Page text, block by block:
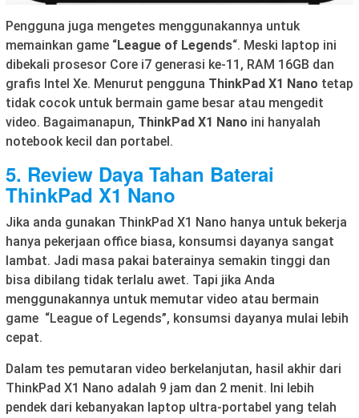
Pengguna juga mengetes menggunakannya untuk
memainkan game “League of Legends“. Meski laptop ini
dibekali prosesor Core i7 generasi ke-11, RAM 16GB dan
grafis Intel Xe. Menurut pengguna ThinkPad X1 Nano tetap
tidak cocok untuk bermain game besar atau mengedit
video. Bagaimanapun, ThinkPad X1 Nano ini hanyalah
notebook kecil dan portabel.
5. Review Daya Tahan Baterai
ThinkPad X1 Nano
Jika anda gunakan ThinkPad X1 Nano hanya untuk bekerja
hanya pekerjaan office biasa, konsumsi dayanya sangat
lambat. Jadi masa pakai baterainya semakin tinggi dan
bisa dibilang tidak terlalu awet. Tapi jika Anda
menggunakannya untuk memutar video atau bermain
game “League of Legends”, konsumsi dayanya mulai lebih
cepat.
Dalam tes pemutaran video berkelanjutan, hasil akhir dari
ThinkPad X1 Nano adalah 9 jam dan 2 menit. Ini lebih
pendek dari kebanyakan laptop ultra-portabel yang telah